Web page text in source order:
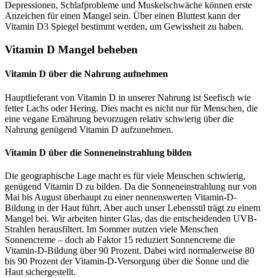
Depressionen, Schlafprobleme und Muskelschwäche können erste
Anzeichen für einen Mangel sein. Über einen Bluttest kann der
Vitamin D3 Spiegel bestimmt werden, um Gewissheit zu haben.
Vitamin D Mangel beheben
Vitamin D über die Nahrung aufnehmen
Hauptlieferant von Vitamin D in unserer Nahrung ist Seefisch wie
fetter Lachs oder Hering. Dies macht es nicht nur für Menschen, die
eine vegane Ernährung bevorzugen relativ schwierig über die
Nahrung genügend Vitamin D aufzunehmen.
Vitamin D über die Sonneneinstrahlung bilden
Die geographische Lage macht es für viele Menschen schwierig,
genügend Vitamin D zu bilden. Da die Sonneneinstrahlung nur von
Mai bis August überhaupt zu einer nennenswerten Vitamin-D-
Bildung in der Haut führt. Aber auch unser Lebensstil trägt zu einem
Mangel bei. Wir arbeiten hinter Glas, das die entscheidenden UVB-
Strahlen herausfiltert. Im Sommer nutzen viele Menschen
Sonnencreme – doch ab Faktor 15 reduziert Sonnencreme die
Vitamin-D-Bildung über 90 Prozent. Dabei wird normalerweise 80
bis 90 Prozent der Vitamin-D-Versorgung über die Sonne und die
Haut sichergestellt.